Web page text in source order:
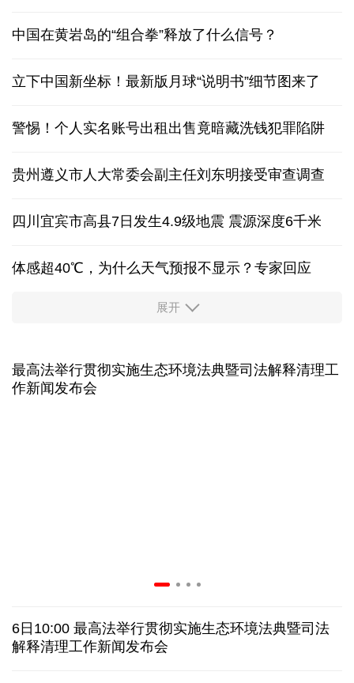
中国在黄岩岛的“组合拳”释放了什么信号？
立下中国新坐标！最新版月球“说明书”细节图来了
警惕！个人实名账号出租出售竟暗藏洗钱犯罪陷阱
贵州遵义市人大常委会副主任刘东明接受审查调查
四川宜宾市高县7日发生4.9级地震 震源深度6千米
体感超40℃，为什么天气预报不显示？专家回应
服务实体经济 财政金融打出“组合拳”
31省份上半年外贸成绩单出炉 见证产业提质跃迁
泰国发生校园枪击案 致7人死亡 17人伤 凶手疑自杀
展开
6日10:00 最高法举行贯彻实施生态环境法典暨司法
解释清理工作新闻发布会